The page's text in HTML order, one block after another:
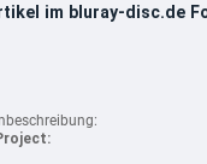
im bluray-disc.de